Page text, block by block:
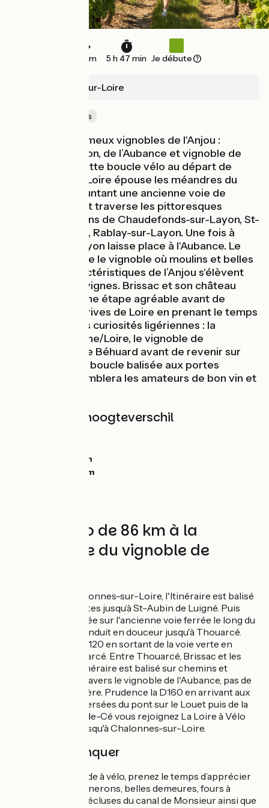
87 km 5 h 47 min Je débute
Chalonnes-sur-Loire
Au cœur des vignes
Au cœur des fameux vignobles de l'Anjou :
coteaux du Layon, de l’Aubance et vignoble de
Savennières, cette boucle vélo au départ de
Chalonnes-sur-Loire épouse les méandres du
Layon en empruntant une ancienne voie de
chemin de fer et traverse les pittoresques
villages vignerons de Chaudefonds-sur-Layon, St-
Aubin de Luigné, Rablay-sur-Layon. Une fois à
Thouarcé, le Layon laisse place à l'Aubance. Le
parcours sillonne le vignoble où moulins et belles
demeures caractéristiques de l’Anjou s'élèvent
au-dessus des vignes. Brissac et son château
constitueront une étape agréable avant de
glisser vers les rives de Loire en prenant le temps
de découvrir les curiosités ligériennes : la
confluence Maine/Loire, le vignoble de
Savennières, l'île Béhuard avant de revenir sur
Chalonnes. Une boucle balisée aux portes
d'Angers qui comblera les amateurs de bon vin et
Hellingen en hoogteverschil
0m
0m
Boucle vélo de 86 km à la
découverte du vignoble de
Au départ de Chalonnes-sur-Loire, l'Itinéraire est balisé
sur de petites routes jusqu’à St-Aubin de Luigné. Puis
parcours aménagée sur l'ancienne voie ferrée le long du
Layon qui vous conduit en douceur jusqu'à Thouarcé.
Prudence sur la D120 en sortant de la voie verte en
arrivant sur Thouarcé. Entre Thouarcé, Brissac et les
Ponts-de-Cé, l'itinéraire est balisé sur chemins et
petites routes à travers le vignoble de l'Aubance, pas de
difficulté particulière. Prudence la D160 en arrivant aux
Pont-de-Cé (traversées du pont sur le Louet puis de la
Loire). Des Pont-de-Cé vous rejoignez La Loire à Vélo
que vous suivez jusqu'à Chalonnes-sur-Loire.
À ne pas manquer
Durant votre balade à vélo, prenez le temps d’apprécier
les cabanes de vignerons, belles demeures, fours à
chaux, anciennes écluses du canal de Monsieur ainsi que